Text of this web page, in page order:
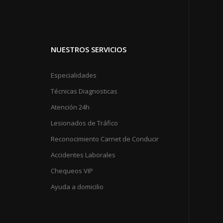
NUESTROS SERVICIOS
Especialidades
Técnicas Diagnosticas
Atención 24h
Lesionados de Tráfico
Reconocimiento Carnet de Conducir
Accidentes Laborales
Chequeos VIP
Ayuda a domicilio